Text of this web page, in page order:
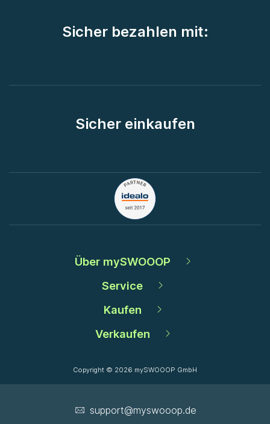
Sicher bezahlen mit:
Sicher einkaufen
Über mySWOOOP
Service
Kaufen
Verkaufen
Copyright © 2026 mySWOOOP GmbH
support­@myswooop.de